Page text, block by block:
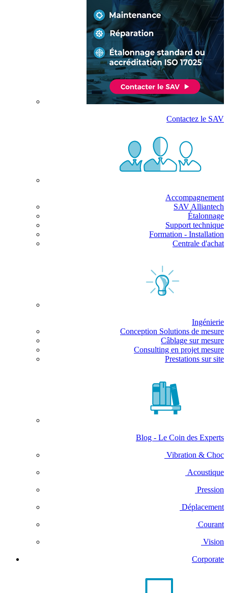
Contactez le SAV
Accompagnement
SAV Alliantech
Étalonnage
Support technique
Formation - Installation
Centrale d'achat
Ingénierie
Conception Solutions de mesure
Câblage sur mesure
Consulting en projet mesure
Prestations sur site
Blog - Le Coin des Experts
Vibration & Choc
Acoustique
Pression
Déplacement
Courant
Vision
Corporate